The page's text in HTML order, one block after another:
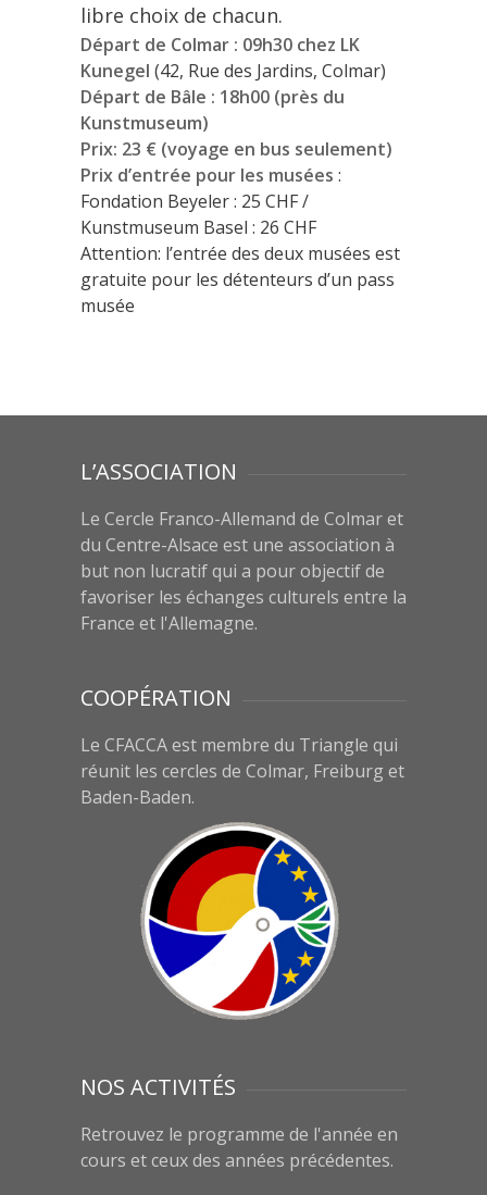
libre choix de chacun.
Départ de Colmar : 09h30 chez LK
Kunegel (42, Rue des Jardins, Colmar)
Départ de Bâle : 18h00 (près du
Kunstmuseum)
Prix: 23 € (voyage en bus seulement)
Prix d’entrée pour les musées :
Fondation Beyeler : 25 CHF /
Kunstmuseum Basel : 26 CHF
Attention: l’entrée des deux musées est
gratuite pour les détenteurs d’un pass
musée
L’ASSOCIATION
Le Cercle Franco-Allemand de Colmar et
du Centre-Alsace est une association à
but non lucratif qui a pour objectif de
favoriser les échanges culturels entre la
France et l'Allemagne.
COOPÉRATION
Le CFACCA est membre du Triangle qui
réunit les cercles de Colmar, Freiburg et
Baden-Baden.
NOS ACTIVITÉS
Retrouvez le programme de l'année en
cours et ceux des années précédentes.